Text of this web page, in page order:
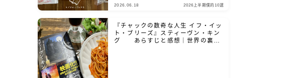
2026.06.18 2026上半期僕的10選
『チャックの数奇な人生 イフ・イッ
ト・ブリーズ』スティーヴン・キン
グ あらすじと感想｜世界の裏側